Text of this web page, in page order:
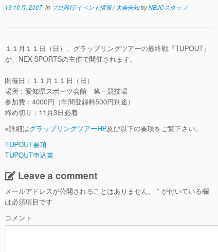
19 10月, 2007in プロ興行/イベント情報/大会告知byNBJCスタッフ
１１月１１日（日）、グラップリングツアーの最終戦『TUPOUT』
が、NEX-SPORTSの主催で開催されます。
開催日：１１月１１日（日）
場所：愛知県スポーツ会館 第一競技場
参加費：4000円（年間登録料500円別途）
締め切り：11月3日必着
※詳細はグラップリングツアーHP及び以下の要項をご覧下さい。
TUPOUT要項
TUPOUT申込書
Leave a comment
メールアドレスが公開されることはありません。 * が付いている欄
は必須項目です
コメント